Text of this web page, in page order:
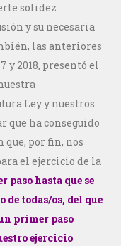
solidez
y su necesaria
las anteriores
y 2018, presentó el
Ley y nuestros
ha conseguido
por fin, nos
el ejercicio de la
paso hasta que se
todas/os, del que
primer paso
ejercicio